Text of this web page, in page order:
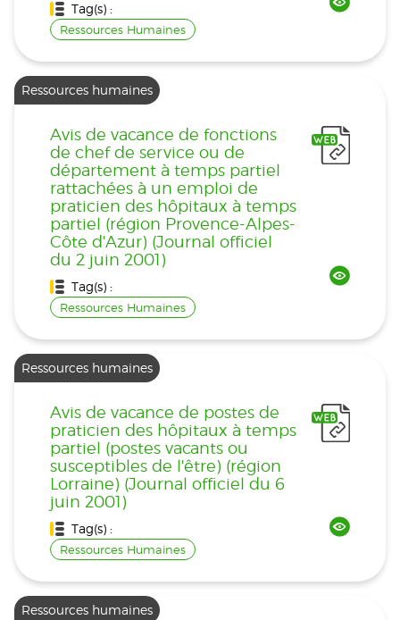
Tag(s) :
Ressources Humaines
Ressources humaines
Avis de vacance de fonctions
de chef de service ou de
département à temps partiel
rattachées à un emploi de
praticien des hôpitaux à temps
partiel (région Provence-Alpes-
Côte d'Azur) (Journal officiel
du 2 juin 2001)
Tag(s) :
Ressources Humaines
Ressources humaines
Avis de vacance de postes de
praticien des hôpitaux à temps
partiel (postes vacants ou
susceptibles de l'être) (région
Lorraine) (Journal officiel du 6
juin 2001)
Tag(s) :
Ressources Humaines
Ressources humaines